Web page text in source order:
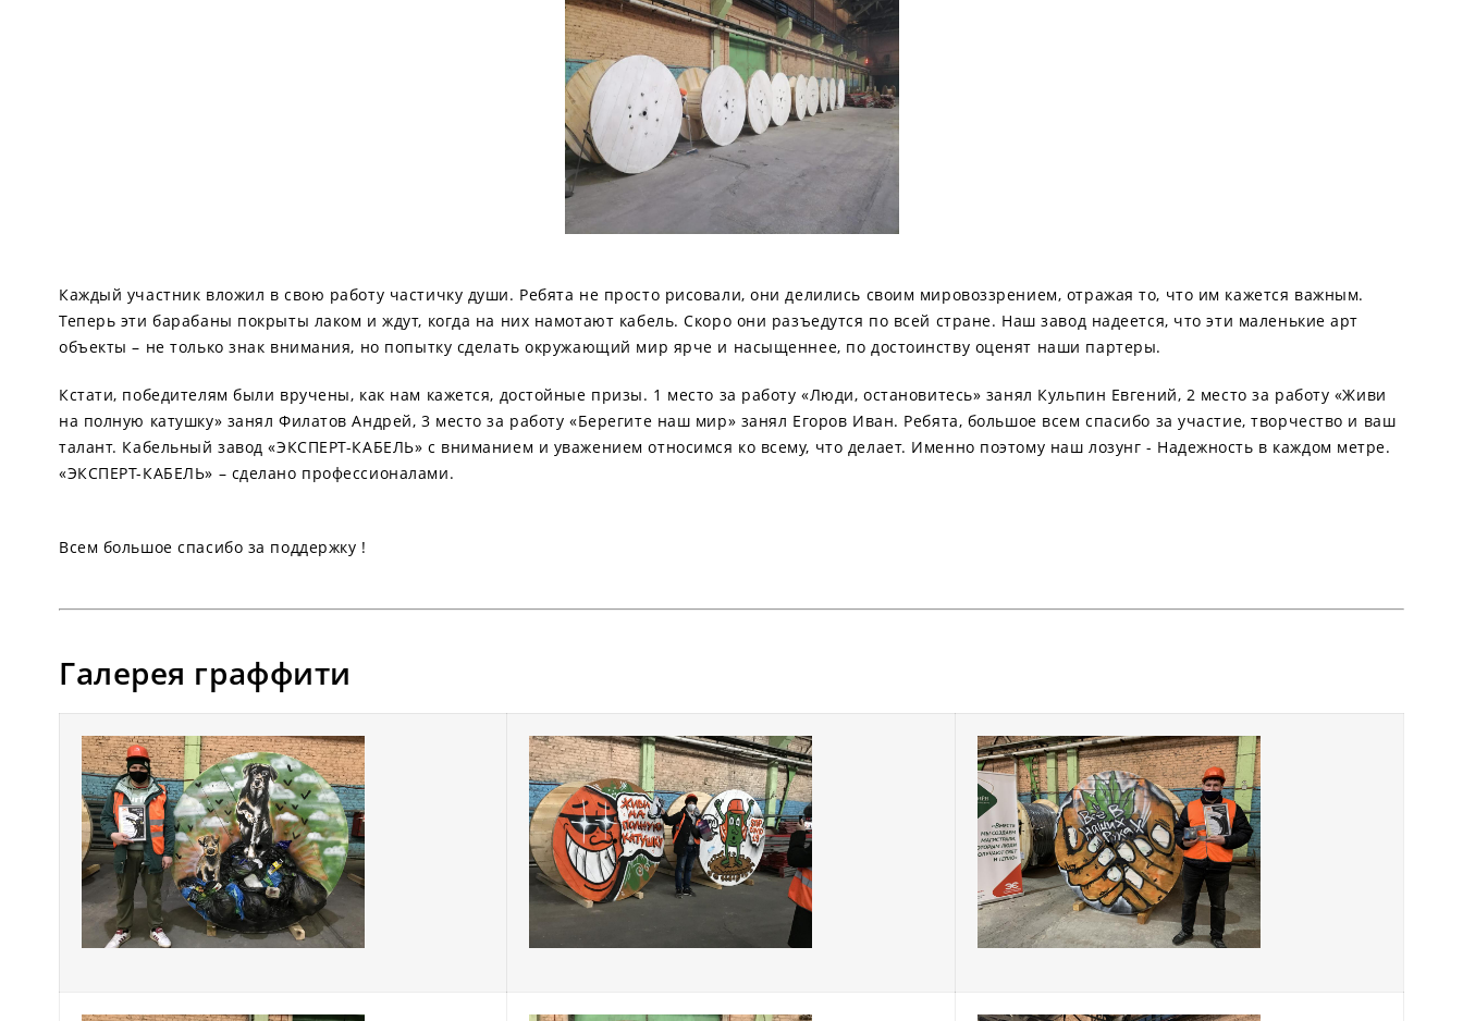
Каждый участник вложил в свою работу частичку души. Ребята не просто рисовали, они делились своим мировоззрением, отражая то, что им кажется важным.
Теперь эти барабаны покрыты лаком и ждут, когда на них намотают кабель. Скоро они разъедутся по всей стране. Наш завод надеется, что эти маленькие арт
объекты – не только знак внимания, но попытку сделать окружающий мир ярче и насыщеннее, по достоинству оценят наши партеры.
Кстати, победителям были вручены, как нам кажется, достойные призы. 1 место за работу «Люди, остановитесь» занял Кульпин Евгений, 2 место за работу «Живи
на полную катушку» занял Филатов Андрей, 3 место за работу «Берегите наш мир» занял Егоров Иван. Ребята, большое всем спасибо за участие, творчество и ваш
талант. Кабельный завод «ЭКСПЕРТ-КАБЕЛЬ» с вниманием и уважением относимся ко всему, что делает. Именно поэтому наш лозунг - Надежность в каждом метре.
«ЭКСПЕРТ-КАБЕЛЬ» – сделано профессионалами.
Всем большое спасибо за поддержку !
Галерея граффити